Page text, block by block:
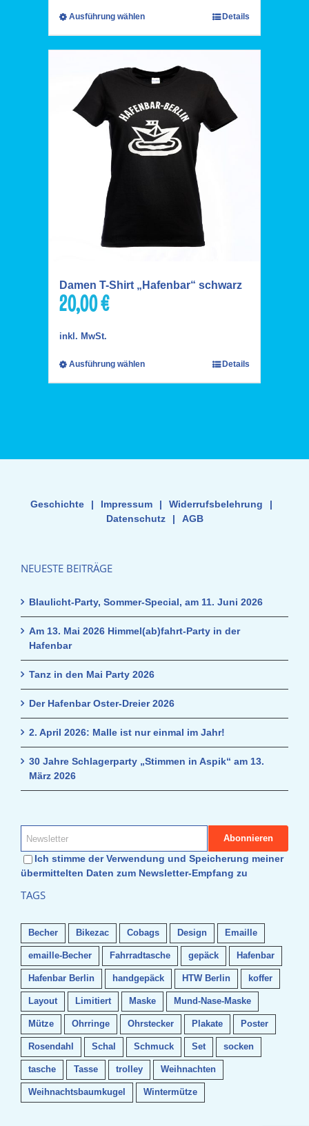
Ausführung wählen Details
Damen T-Shirt „Hafenbar“ schwarz
20,00€
inkl. MwSt.
Ausführung wählen Details
Geschichte | Impressum | Widerrufsbelehrung
|
Datenschutz
| AGB
NEUESTE BEITRÄGE
Blaulicht-Party, Sommer-Special, am 11. Juni 2026
Am 13. Mai 2026 Himmel(ab)fahrt-Party in der
Hafenbar
Tanz in den Mai Party 2026
Der Hafenbar Oster-Dreier 2026
2. April 2026: Malle ist nur einmal im Jahr!
30 Jahre Schlagerparty „Stimmen in Aspik“ am 13.
März 2026
Ich stimme der Verwendung und Speicherung meiner
übermittelten Daten zum Newsletter-Empfang zu
TAGS
Becher Bikezac Cobags Design Emaille
emaille-Becher Fahrradtasche gepäck Hafenbar
Hafenbar Berlin handgepäck HTW Berlin koffer
Layout Limitiert Maske Mund-Nase-Maske
Mütze Ohrringe Ohrstecker Plakate Poster
Rosendahl Schal Schmuck Set socken
tasche Tasse trolley Weihnachten
Weihnachtsbaumkugel Wintermütze